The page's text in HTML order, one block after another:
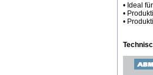
• Ideal
•
•